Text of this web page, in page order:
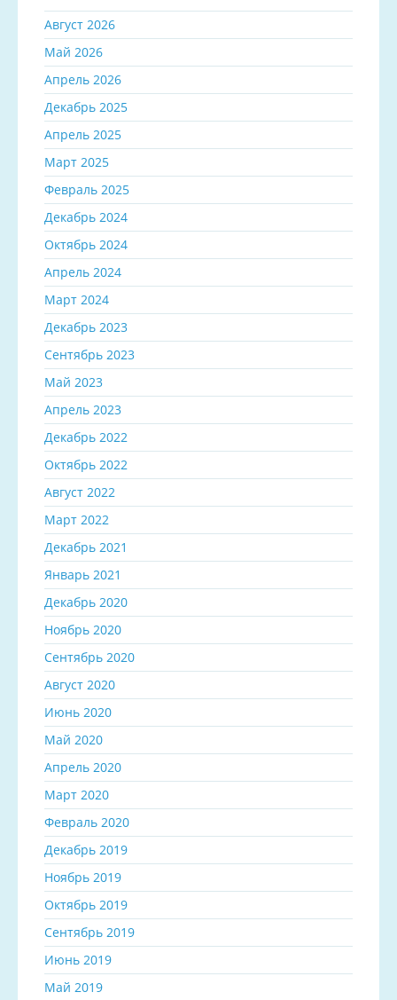
Август 2026
Май 2026
Апрель 2026
Декабрь 2025
Апрель 2025
Март 2025
Февраль 2025
Декабрь 2024
Октябрь 2024
Апрель 2024
Март 2024
Декабрь 2023
Сентябрь 2023
Май 2023
Апрель 2023
Декабрь 2022
Октябрь 2022
Август 2022
Март 2022
Декабрь 2021
Январь 2021
Декабрь 2020
Ноябрь 2020
Сентябрь 2020
Август 2020
Июнь 2020
Май 2020
Апрель 2020
Март 2020
Февраль 2020
Декабрь 2019
Ноябрь 2019
Октябрь 2019
Сентябрь 2019
Июнь 2019
Май 2019